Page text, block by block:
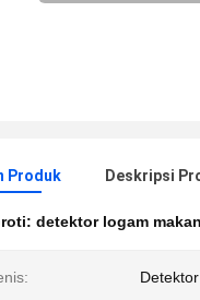
Produk Deskripsi
detektor logam